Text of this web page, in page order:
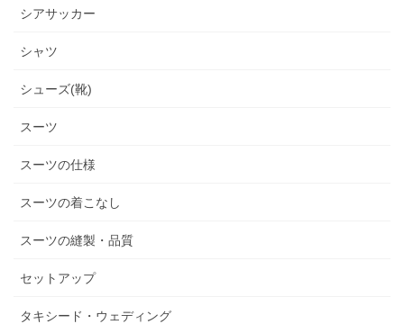
シアサッカー
シャツ
シューズ(靴)
スーツ
スーツの仕様
スーツの着こなし
スーツの縫製・品質
セットアップ
タキシード・ウェディング